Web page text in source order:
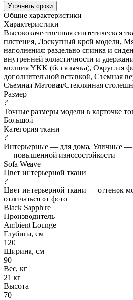
Уточнить сроки
Общие характеристики
Характеристики
Высококачественная синтетическая
плетения, Лоскутный крой модели,
наполнения: раздельно спинка и
внутренней элластичности и
молния YKK (без язычка), Округлая
дополнительной вставкой, Съемная
Съемная Матовая/Стеклянная
Размер
?
Точные размеры модели в карточке
Большой
Категория ткани
?
Интерьерные — для дома, Уличные —
— повышенной износостойкости
Sofa Weave
Цвет интерьерной ткани
?
Цвет интерьерной ткани — оттенок
отличаться от фото
Black Sapphire
Производитель
Ambient Lounge
Глубина, см
120
Ширина, см
90
Вес, кг
21 кг
Высота
70